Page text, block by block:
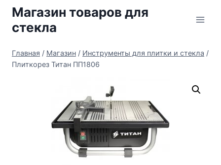
Перейти
содержимому
Магазин товаров для
стекла
Главная / Магазин / Инструменты для плитки и стекла /
Плиткорез Титан ПП1806